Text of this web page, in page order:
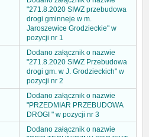
"271.8.2020 SIWZ przebudowa
drogi gminneje w m.
Jaroszewice Grodzieckie" w
pozycji nr 1
Dodano załącznik o nazwie
"271.8.2020 SIWZ Przebudowa
drogi gm. w J. Grodzieckich" w
pozycji nr 2
Dodano załącznik o nazwie
"PRZEDMIAR PRZEBUDOWA
DROGI " w pozycji nr 3
Dodano załącznik o nazwie